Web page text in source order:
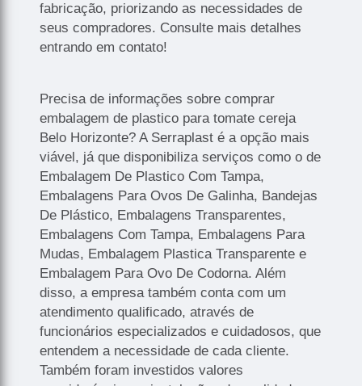
fabricação, priorizando as necessidades de
seus compradores. Consulte mais detalhes
entrando em contato!
Precisa de informações sobre comprar
embalagem de plastico para tomate cereja
Belo Horizonte? A Serraplast é a opção mais
viável, já que disponibiliza serviços como o de
Embalagem De Plastico Com Tampa,
Embalagens Para Ovos De Galinha, Bandejas
De Plástico, Embalagens Transparentes,
Embalagens Com Tampa, Embalagens Para
Mudas, Embalagem Plastica Transparente e
Embalagem Para Ovo De Codorna. Além
disso, a empresa também conta com um
atendimento qualificado, através de
funcionários especializados e cuidadosos, que
entendem a necessidade de cada cliente.
Também foram investidos valores